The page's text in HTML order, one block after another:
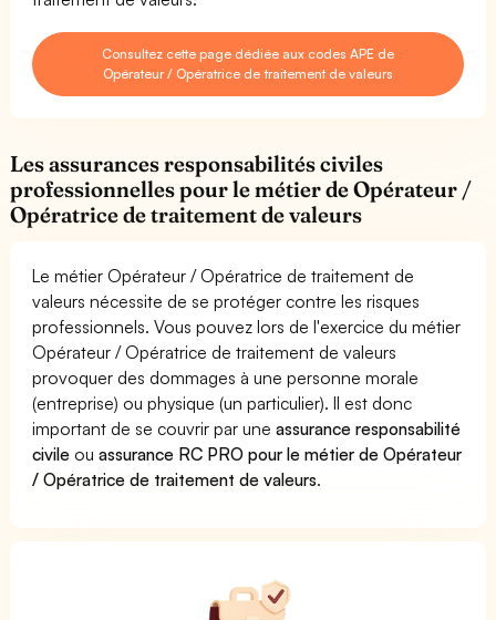
Consultez cette page dédiée aux codes APE de
Opérateur / Opératrice de traitement de valeurs
Les assurances responsabilités civiles
professionnelles pour le métier de Opérateur /
Opératrice de traitement de valeurs
Le métier Opérateur / Opératrice de traitement de
valeurs nécessite de se protéger contre les risques
professionnels. Vous pouvez lors de l'exercice du métier
Opérateur / Opératrice de traitement de valeurs
provoquer des dommages à une personne morale
(entreprise) ou physique (un particulier). Il est donc
important de se couvrir par uneassurance responsabilité
civile ouassurance RC PRO pour le métier de Opérateur
/ Opératrice de traitement de valeurs.